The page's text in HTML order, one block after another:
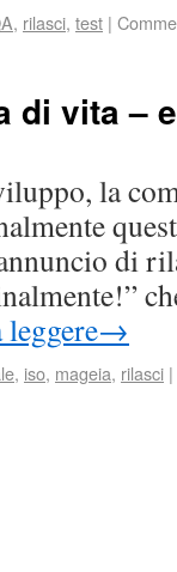
, rilasci, test |
di vita –
la
di
→
, iso, mageia, rilasci |